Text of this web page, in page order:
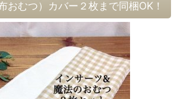
おむつ）カバー２枚まで同梱OK！